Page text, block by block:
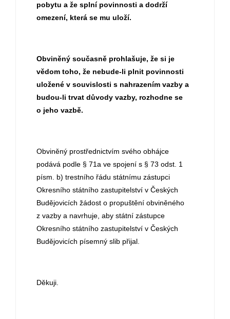
pobytu a že splní povinnosti a dodrží
omezení, která se mu uloží.
Obviněný současně prohlašuje, že si je
vědom toho, že nebude-li plnit povinnosti
uložené v souvislosti s nahrazením vazby a
budou-li trvat důvody vazby, rozhodne se
o jeho vazbě.
Obviněný prostřednictvím svého obhájce
podává podle § 71a ve spojení s § 73 odst. 1
písm. b) trestního řádu státnímu zástupci
Okresního státního zastupitelství v Českých
Budějovicích žádost o propuštění obviněného
z vazby a navrhuje, aby státní zástupce
Okresního státního zastupitelství v Českých
Budějovicích písemný slib přijal.
Děkuji.